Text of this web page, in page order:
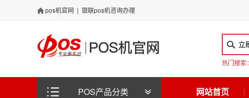
pos机官网 | 银联pos机咨询办理
热门搜索：
POS产品分类 网站首页